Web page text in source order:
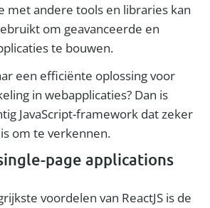
met andere tools en libraries kan
om geavanceerde en
te bouwen.
een efficiënte oplossing voor
in webapplicaties? Dan is
JavaScript-framework dat zeker
om te verkennen.
page applications
voordelen van ReactJS is de